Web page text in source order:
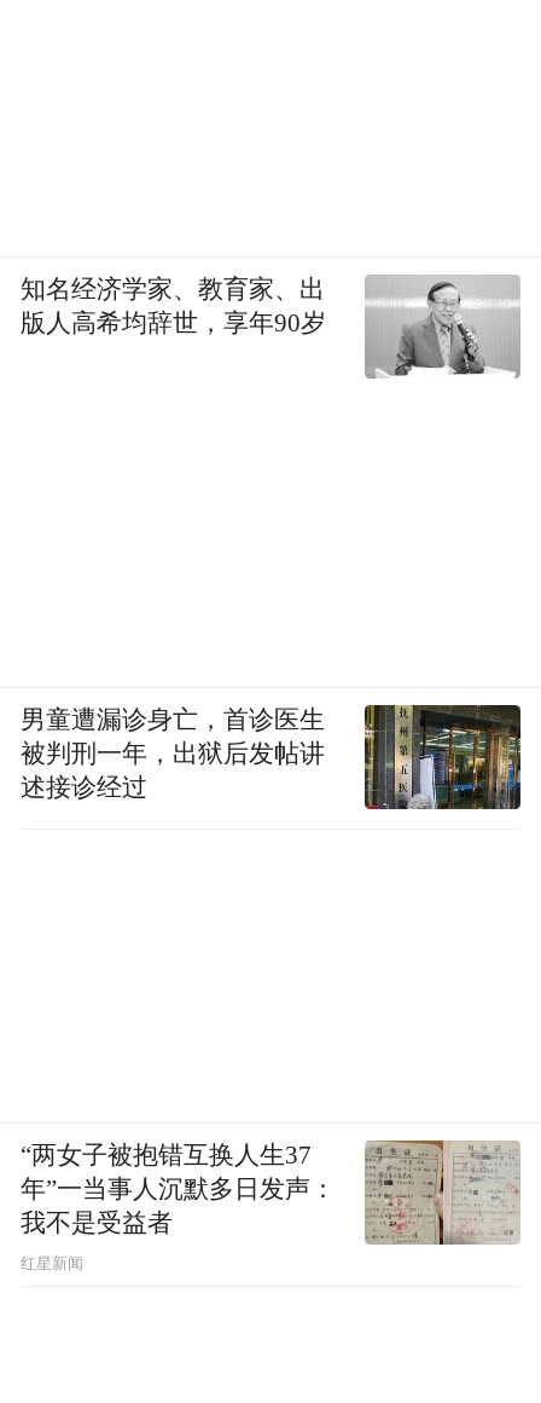
知名经济学家、教育家、出
版人高希均辞世，享年90岁
男童遭漏诊身亡，首诊医生
被判刑一年，出狱后发帖讲
述接诊经过
“两女子被抱错互换人生37
年”一当事人沉默多日发声：
我不是受益者
红星新闻